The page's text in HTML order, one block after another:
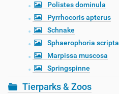
Polistes dominula
Pyrrhocoris apterus
Schnake
Sphaerophoria scripta
Marpissa muscosa
Springspinne
Tierparks & Zoos